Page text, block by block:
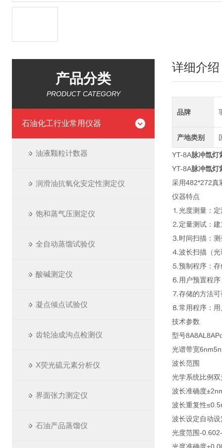
产品分类
PRODUCT CATEGORY
石油化工行业常用仪器
油液颗粒计数器
润滑油抗氧化安定性测定仪
饱和蒸气压测定仪
全自动蒸馏试验仪
酸碱测定仪
凝点倾点试验仪
齿轮油成沟点检测仪
X荧光硫元素分析仪
界面张力测定仪
石油产品蒸馏仪
详细介绍
品牌
产地类别
YT-8A脉冲氙灯
YT-8A脉冲氙灯
采用482*272真
仪器特点
⒈光度测量：定
⒉定量测试：建
⒊时间扫描：测
⒋波长扫描（光
⒌预制程序：存
⒍用户预置程序
⒎存储的方法可
⒏常用程序：用
技术参数
型号8A8AL
光谱带宽6nm
波长范围
光学系统比例双
波长准确度
波长重复性
波长设定自动
光度范围-